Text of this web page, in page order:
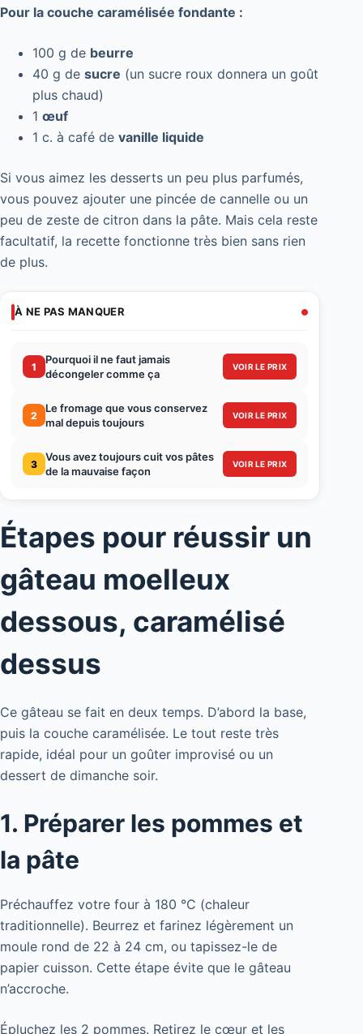
Pour la couche caramélisée fondante :
100 g de beurre
40 g de sucre (un sucre roux donnera un goût
plus chaud)
1 œuf
1 c. à café de vanille liquide
Si vous aimez les desserts un peu plus parfumés,
vous pouvez ajouter une pincée de cannelle ou un
peu de zeste de citron dans la pâte. Mais cela reste
facultatif, la recette fonctionne très bien sans rien
de plus.
À NE PAS MANQUER
1
Pourquoi il ne faut jamais
décongeler comme ça
VOIR LE PRIX
2
Le fromage que vous conservez
mal depuis toujours
VOIR LE PRIX
3
Vous avez toujours cuit vos pâtes
de la mauvaise façon
VOIR LE PRIX
Étapes pour réussir un
gâteau moelleux
dessous, caramélisé
dessus
Ce gâteau se fait en deux temps. D’abord la base,
puis la couche caramélisée. Le tout reste très
rapide, idéal pour un goûter improvisé ou un
dessert de dimanche soir.
1. Préparer les pommes et
la pâte
Préchauffez votre four à 180 °C (chaleur
traditionnelle). Beurrez et farinez légèrement un
moule rond de 22 à 24 cm, ou tapissez-le de
papier cuisson. Cette étape évite que le gâteau
n’accroche.
Épluchez les 2 pommes. Retirez le cœur et les